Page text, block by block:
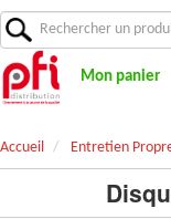
Mon panier
Accueil Entretien